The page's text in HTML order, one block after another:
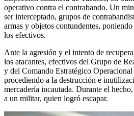
operativo contra el contrabando. Un
ser interceptado, grupos de
armas y objetos contundentes,
los efectivos.
Ante la agresión y el intento de
los atacantes, efectivos del Grupo de
y del Comando Estratégico
procediendo a la destrucción e
mercadería incautada. Durante el
a un militar, quien logró escapar.